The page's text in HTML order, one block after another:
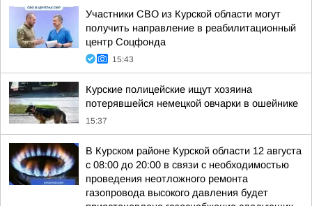
Участники СВО из Курской области могут
получить направление в реабилитационный
центр Соцфонда
15:43
Курские полицейские ищут хозяина
потерявшейся немецкой овчарки в ошейнике
15:37
В Курском районе Курской области 12 августа
с 08:00 до 20:00 в связи с необходимостью
проведения неотложного ремонта
газопровода высокого давления будет